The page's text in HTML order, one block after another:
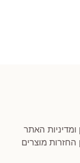
ומדיניות האתר
החזרות מוצרים